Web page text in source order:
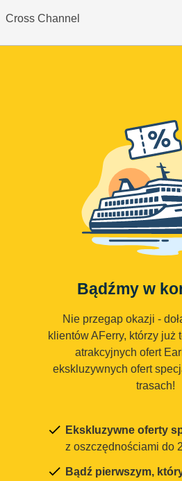
Cross Channel
Bądźmy w
Nie przegap okazji -
klientów AFerry, którzy już
atrakcyjnych ofert
ekskluzywnych ofert
trasach!
Ekskluzywne oferty
z oszczędnościami do
Bądź pierwszym,